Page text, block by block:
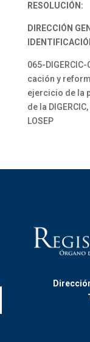
RESOLUCIÓN:
DIRECCIÓN
065-
cación y
ejercicio de la
de la
LOSEP